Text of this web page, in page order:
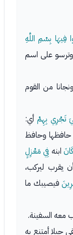
فِيهَا بِسْمِ اللَّهِ
على اسم
من القوم
تَجْرِي بِهِمْ أي:
حافظها وحافظ
ابنه فِي مَعْزِلٍ
يقرب ليركب،
فيصيبك ما
معه السفينة.
جبلا أمتنع به